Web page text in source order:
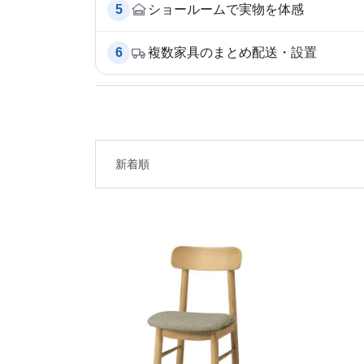
5 ショールームで実物を体感
6 複数家具のまとめ配送・設置
新着順